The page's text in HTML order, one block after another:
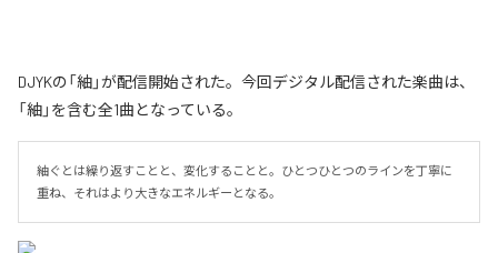
DJYKの「紬」が配信開始された。今回デジタル配信された楽曲は、
「紬」を含む全1曲となっている。
紬ぐとは繰り返すことと、変化することと。ひとつひとつのラインを丁寧に
重ね、それはより大きなエネルギーとなる。